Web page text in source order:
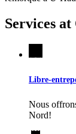
Services
Libre-
Nous
Nord!